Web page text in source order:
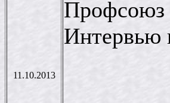
11.10.2013
Профсоюз
Интервью